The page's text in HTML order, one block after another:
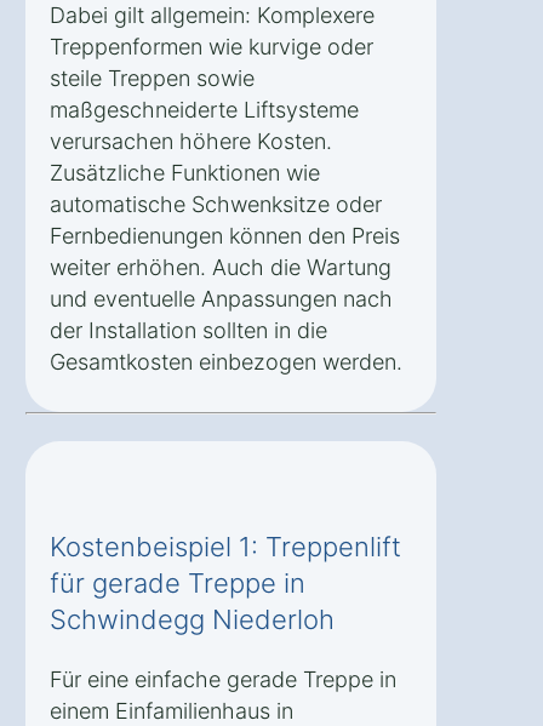
Dabei gilt allgemein: Komplexere
Treppenformen wie kurvige oder
steile Treppen sowie
maßgeschneiderte Liftsysteme
verursachen höhere Kosten.
Zusätzliche Funktionen wie
automatische Schwenksitze oder
Fernbedienungen können den Preis
weiter erhöhen. Auch die Wartung
und eventuelle Anpassungen nach
der Installation sollten in die
Gesamtkosten einbezogen werden.
Kostenbeispiel 1: Treppenlift
für gerade Treppe in
Schwindegg Niederloh
Für eine einfache gerade Treppe in
einem Einfamilienhaus in